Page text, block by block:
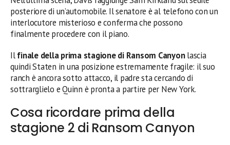
posteriore di un’automobile. Il senatore è al telefono con un
interlocutore misterioso e conferma che possono
finalmente procedere con il piano.
Ilfinale della prima stagione di Ransom Canyonlascia
quindi Staten in una posizione estremamente fragile: il suo
ranch è ancora sotto attacco, il padre sta cercando di
sottrarglielo e Quinn è pronta a partire per New York.
Cosa ricordare prima della
stagione 2 di Ransom Canyon